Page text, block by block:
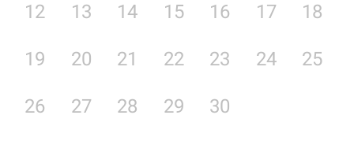
12 13 14 15 16 17 18
19 20 21 22 23 24 25
26 27 28 29 30